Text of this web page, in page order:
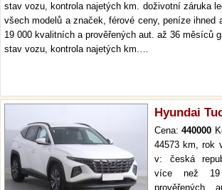
stav vozu, kontrola najetých km. doživotní záruka
všech modelů a značek, férové ceny, peníze ihned
19 000 kvalitních a prověřených aut. až 36 měsíců
stav vozu, kontrola najetých km.…
Hyundai
Cena:440000
44573 km, rok
v: česká
více než